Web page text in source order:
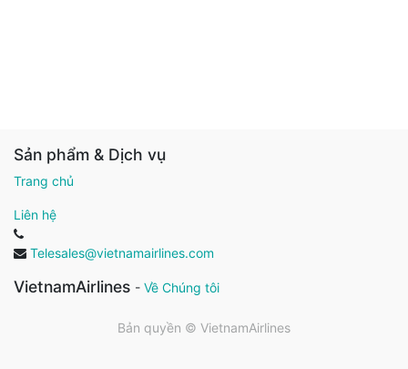
Sản phẩm & Dịch vụ
Trang chủ
Liên hệ
Telesales@vietnamairlines.com
VietnamAirlines - Về Chúng tôi
Bản quyền © VietnamAirlines